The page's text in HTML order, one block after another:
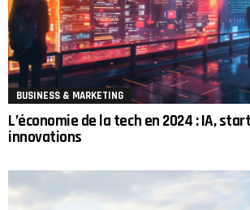
BUSINESS & MARKETING
L’économie de la tech en 2024 : IA,
innovations